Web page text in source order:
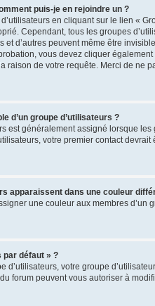
puis-je en rejoindre un ?
en cliquant sur le lien «
Cependant, tous les groupes
et d’autres peuvent même être
vous devez cliquer
raison de votre requête. Merci de ne
d’un groupe d’utilisateurs ?
est généralement assigné lorsque
votre premier contact
apparaissent dans une couleur
une couleur aux membres d’un
par défaut » ?
d’utilisateurs, votre groupe
forum peuvent vous autoriser à